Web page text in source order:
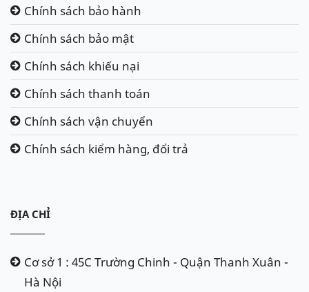
Chính sách bảo hành
Chính sách bảo mật
Chính sách khiếu nại
Chính sách thanh toán
Chính sách vận chuyển
Chính sách kiểm hàng, đổi trả
ĐỊA CHỈ
Cơ sở 1 : 45C Trường Chinh - Quận Thanh Xuân -
Hà Nội